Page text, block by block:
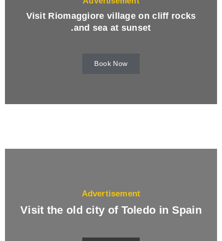
Visit Riomaggiore village on cliff rocks
and sea at sunset.
Book Now
Advertisement
Visit the old city of Toledo in Spain